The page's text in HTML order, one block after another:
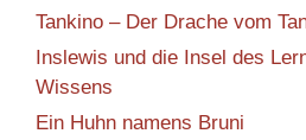
Tankino – Der Drache vom
Inslewis und die Insel des
Wissens
Ein Huhn namens Bruni